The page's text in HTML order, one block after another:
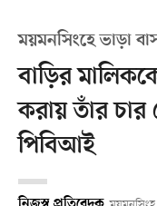
ময়মনসিংহে ভাড়া
বাড়ির
করায় তাঁর চার
পিবিআই